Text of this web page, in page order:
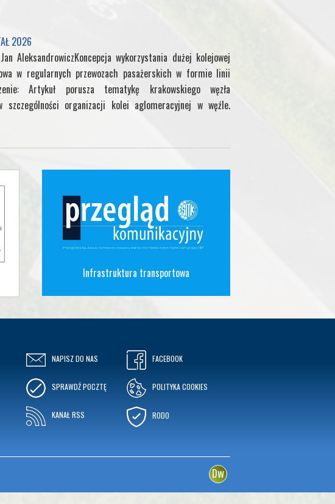
2026
AleksandrowiczKoncepcja wykorzystania dużej kolejowej
w regularnych przewozach pasażerskich w formie linii
Artykuł porusza tematykę krakowskiego węzła
szczególności organizacji kolei aglomeracyjnej w węźle.
Infrastruktura transportowa
NAPISZ DO NAS
SPRAWDŹ POCZTĘ
KANAŁ RSS
FACEBOOK
POLITYKA COOKIES
RODO
Dw